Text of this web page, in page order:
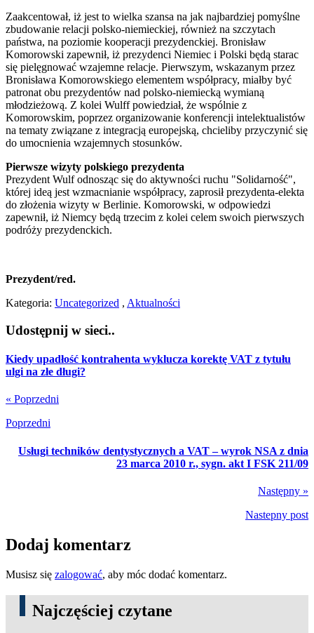
Zaakcentował, iż jest to wielka szansa na jak najbardziej pomyślne
zbudowanie relacji polsko-niemieckiej, również na szczytach
państwa, na poziomie kooperacji prezydenckiej. Bronisław
Komorowski zapewnił, iż prezydenci Niemiec i Polski będą starac
się pielęgnować wzajemne relacje. Pierwszym, wskazanym przez
Bronisława Komorowskiego elementem współpracy, miałby być
patronat obu prezydentów nad polsko-niemiecką wymianą
młodzieżową. Z kolei Wulff powiedział, że wspólnie z
Komorowskim, poprzez organizowanie konferencji intelektualistów
na tematy związane z integracją europejską, chcieliby przyczynić się
do umocnienia wzajemnych stosunków.
Pierwsze wizyty polskiego prezydenta
Prezydent Wulf odnosząc się do aktywności ruchu "Solidarność",
której ideą jest wzmacnianie współpracy, zaprosił prezydenta-elekta
do złożenia wizyty w Berlinie. Komorowski, w odpowiedzi
zapewnił, iż Niemcy będą trzecim z kolei celem swoich pierwszych
podróży prezydenckich.
Prezydent/red.
Kategoria: Uncategorized , Aktualności
Udostępnij w sieci..
Kiedy upadłość kontrahenta wyklucza korektę VAT z tytułu
ulgi na złe długi?
« Poprzedni
Poprzedni
Usługi techników dentystycznych a VAT – wyrok NSA z dnia
23 marca 2010 r., sygn. akt I FSK 211/09
Następny »
Nastepny post
Dodaj komentarz
Musisz się zalogować, aby móc dodać komentarz.
Najczęściej czytane